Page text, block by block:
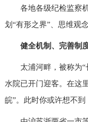
各地各级纪检监察
划“有形之界”、思维观
健全机制、完善制
太浦河畔，被称为
水院已开门迎客。在这
皖”。此时你或许想不到